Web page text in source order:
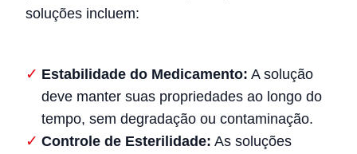
soluções incluem:
Estabilidade do Medicamento: A solução
deve manter suas propriedades ao longo do
tempo, sem degradação ou contaminação.
Controle de Esterilidade: As soluções